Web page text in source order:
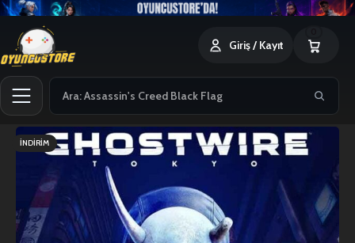
Giriş / Kayıt
İNDIRIM